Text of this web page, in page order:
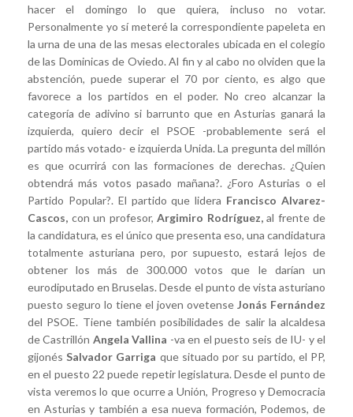
hacer el domingo lo que quiera, incluso no votar.
Personalmente yo sí meteré la correspondiente papeleta en
la urna de una de las mesas electorales ubicada en el colegio
de las Dominicas de Oviedo. Al fin y al cabo no olviden que la
abstención, puede superar el 70 por ciento, es algo que
favorece a los partidos en el poder. No creo alcanzar la
categoría de adivino si barrunto que en Asturias ganará la
izquierda, quiero decir el PSOE -probablemente será el
partido más votado- e izquierda Unida. La pregunta del millón
es que ocurrirá con las formaciones de derechas. ¿Quien
obtendrá más votos pasado mañana?. ¿Foro Asturias o el
Partido Popular?. El partido que lidera Francisco Alvarez-
Cascos, con un profesor, Argimiro Rodríguez,al frente de
la candidatura, es el único que presenta eso, una candidatura
totalmente asturiana pero, por supuesto, estará lejos de
obtener los más de 300.000 votos que le darían un
eurodiputado en Bruselas. Desde el punto de vista asturiano
puesto seguro lo tiene el joven ovetense Jonás Fernández
del PSOE. Tiene también posibilidades de salir la alcaldesa
de Castrillón Angela Vallina -va en el puesto seis de IU- y el
gijonésSalvador Garriga que situado por su partido, el PP,
en el puesto 22 puede repetir legislatura. Desde el punto de
vista veremos lo que ocurre a Unión, Progreso y Democracia
en Asturias y también a esa nueva formación, Podemos, de